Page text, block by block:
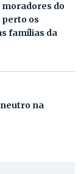
moradores do
perto os
famílias da
na